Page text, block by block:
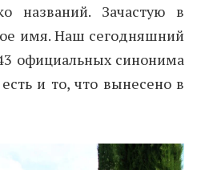
названий. Зачастую в
имя. Наш сегодняшний
официальных синонима
и то, что вынесено в